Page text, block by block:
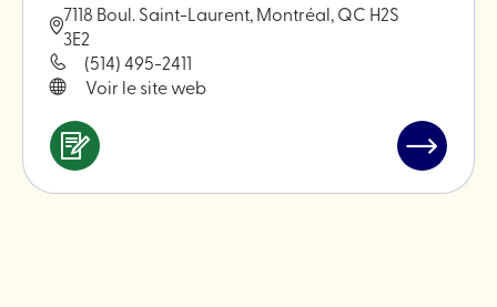
7118 Boul. Saint-Laurent, Montréal, QC H2S
3E2
(514) 495-2411
Voir le site web
Services
Lire
l'article